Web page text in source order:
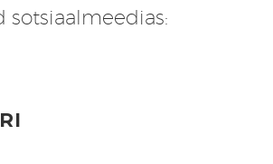
sotsiaalmeedias: